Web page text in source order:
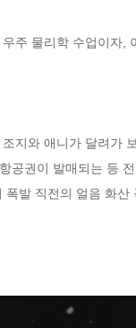
주 물리학 수업이자,
지와 애니가 달려가
공권이 발매되는 등
발 직전의 얼음 화